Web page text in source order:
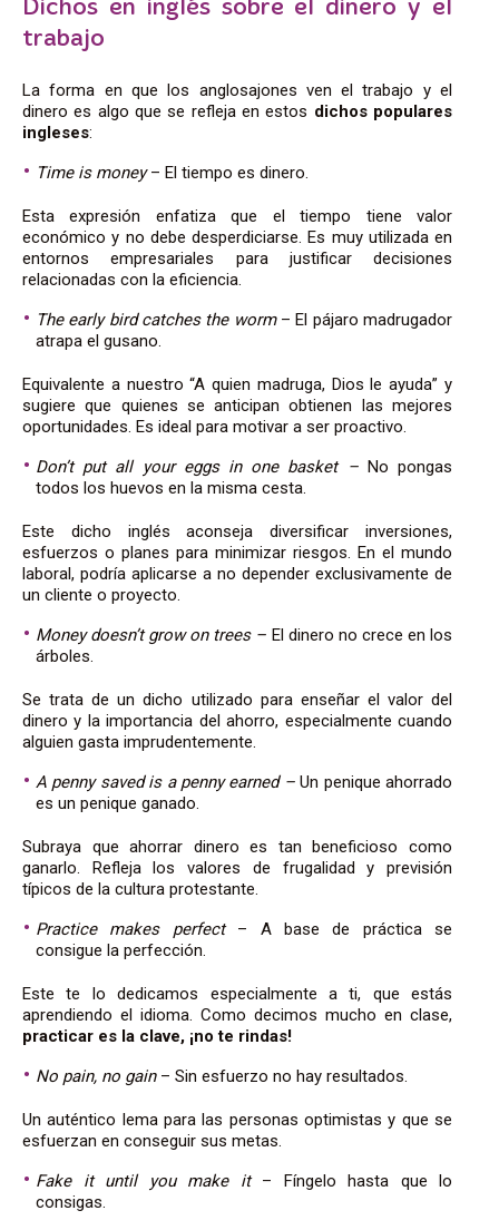
Dichos en inglés sobre el dinero y el
trabajo
La forma en que los anglosajones ven el trabajo y el
dinero es algo que se refleja en estos dichos populares
ingleses:
Time is money– El tiempo es dinero.
Esta expresión enfatiza que el tiempo tiene valor
económico y no debe desperdiciarse. Es muy utilizada en
entornos empresariales para justificar decisiones
relacionadas con la eficiencia.
The early bird catches the worm– El pájaro madrugador
atrapa el gusano.
Equivalente a nuestro “A quien madruga, Dios le ayuda” y
sugiere que quienes se anticipan obtienen las mejores
oportunidades. Es ideal para motivar a ser proactivo.
Don’t put all your eggs in one basket –No pongas
todos los huevos en la misma cesta.
Este dicho inglés aconseja diversificar inversiones,
esfuerzos o planes para minimizar riesgos. En el mundo
laboral, podría aplicarse a no depender exclusivamente de
un cliente o proyecto.
Money doesn’t grow on trees – El dinero no crece en los
árboles.
Se trata de un dicho utilizado para enseñar el valor del
dinero y la importancia del ahorro, especialmente cuando
alguien gasta imprudentemente.
A penny saved is a penny earned –Un penique ahorrado
es un penique ganado.
Subraya que ahorrar dinero es tan beneficioso como
ganarlo. Refleja los valores de frugalidad y previsión
típicos de la cultura protestante.
Practice makes perfect – A base de práctica se
consigue la perfección.
Este te lo dedicamos especialmente a ti, que estás
aprendiendo el idioma. Como decimos mucho en clase,
practicar es la clave, ¡no te rindas!
No pain, no gain– Sin esfuerzo no hay resultados.
Un auténtico lema para las personas optimistas y que se
esfuerzan en conseguir sus metas.
Fake it until you make it – Fíngelo hasta que lo
consigas.